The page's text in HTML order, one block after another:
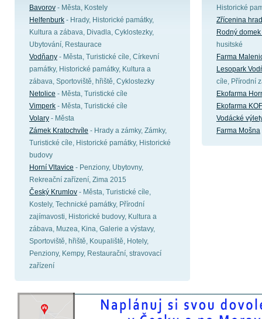
Bavorov - Města, Kostely
Helfenburk - Hrady, Historické památky,
Kultura a zábava, Divadla, Cyklostezky,
Ubytování, Restaurace
Vodňany - Města, Turistické cíle, Církevní
památky, Historické památky, Kultura a
zábava, Sportoviště, hřiště, Cyklostezky
Netolice - Města, Turistické cíle
Vimperk - Města, Turistické cíle
Volary - Města
Zámek Kratochvíle - Hrady a zámky, Zámky,
Turistické cíle, Historické památky, Historické
budovy
Horní Vltavice - Penziony, Ubytovny,
Rekreační zařízení, Zima 2015
Český Krumlov - Města, Turistické cíle,
Kostely, Technické památky, Přírodní
zajímavosti, Historické budovy, Kultura a
zábava, Muzea, Kina, Galerie a výstavy,
Sportoviště, hřiště, Koupaliště, Hotely,
Penziony, Kempy, Restaurační, stravovací
zařízení
Historické
Zřícenina
Rodný
husitské
Farma
Lesopark
cíle, Přírodní
Ekofarma
Ekofarma
Vodácké
Farma Mošna